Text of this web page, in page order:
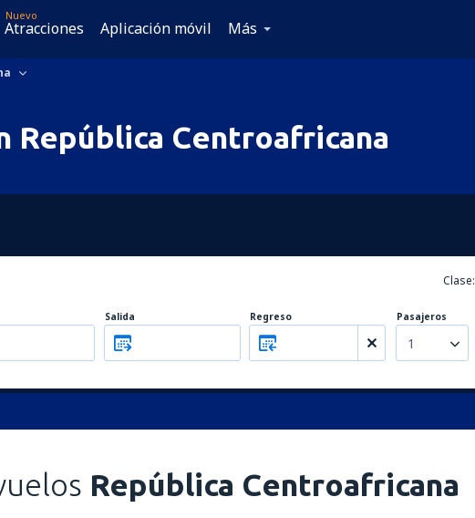
Nuevo
Atracciones Aplicación móvil Más
República Centroafricana
Clase:
Salida Regreso Pasajeros
1
República Centroafricana